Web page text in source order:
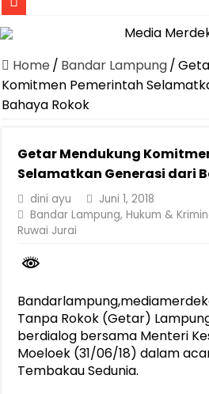
Jasa Raharja Serahkan Santunan
Dirut Jasa Raharja Dampingi
Pastikan Pelayanan Maksimal, Direksi
Dirut Jasa Raharja Dampingi
Gelar Audiensi, Jasa Raharja dan
Jasa Raharja dan Korlantas Polri
Pemprov Lampung Perkuat
Home / Bandar Lampung/
Komitmen Pemerintah
Bahaya Rokok
Getar Mendukung
Selamatkan Generasi dari
dini ayu
Juni 1, 2018
Bandar Lampung,Hukum &
Ruwai Jurai
Tanpa Rokok (Getar)
berdialog bersama Menteri
Moeloek (31/06/18) dalam
Tembakau Sedunia.